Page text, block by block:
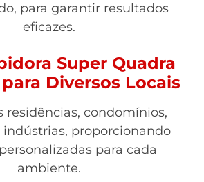
para garantir resultados
eficazes.
Super Quadra
Diversos Locais
residências, condomínios,
indústrias, proporcionando
para cada
ambiente.